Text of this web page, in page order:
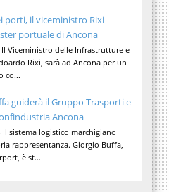
porti, il viceministro Rixi
portuale di Ancona
Il Viceministro delle Infrastrutture e
Rixi, sarà ad Ancona per un
co...
guiderà il Gruppo Trasporti e
Ancona
Il sistema logistico marchigiano
rappresentanza. Giorgio Buffa,
è st...